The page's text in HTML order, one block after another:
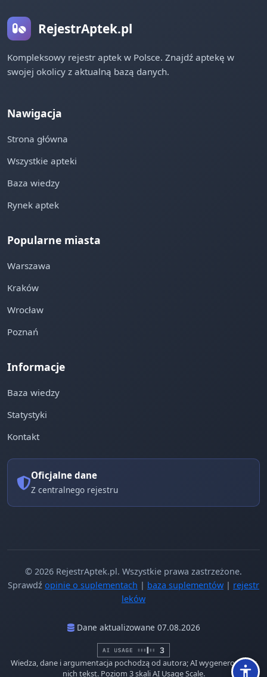
RejestrAptek.pl
Kompleksowy rejestr aptek w Polsce. Znajdź aptekę w
swojej okolicy z aktualną bazą danych.
Nawigacja
Strona główna
Wszystkie apteki
Baza wiedzy
Rynek aptek
Popularne miasta
Warszawa
Kraków
Wrocław
Poznań
Informacje
Baza wiedzy
Statystyki
Kontakt
Oficjalne dane
Z centralnego rejestru
© 2026 RejestrAptek.pl. Wszystkie prawa zastrzeżone.
Sprawdź opinie o suplementach | baza suplementów | rejestr
leków
Dane aktualizowane 07.08.2026
Wiedza, dane i argumentacja pochodzą od autora; AI wygenerowało z
nich tekst. Poziom 3 skali AI Usage Scale.